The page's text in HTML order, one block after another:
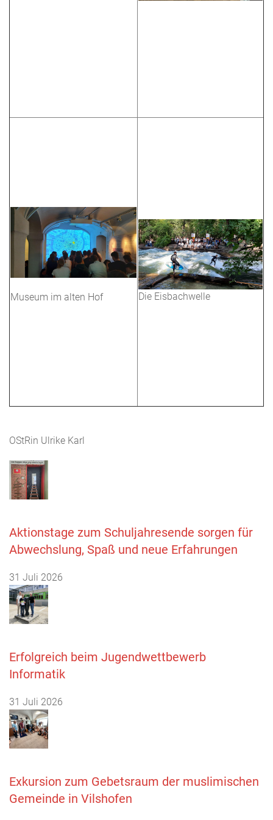
Museum im alten Hof Die Eisbachwelle
OStRin Ulrike Karl
Aktionstage zum Schuljahresende sorgen für
Abwechslung, Spaß und neue Erfahrungen
31 Juli 2026
Erfolgreich beim Jugendwettbewerb
Informatik
31 Juli 2026
Exkursion zum Gebetsraum der muslimischen
Gemeinde in Vilshofen